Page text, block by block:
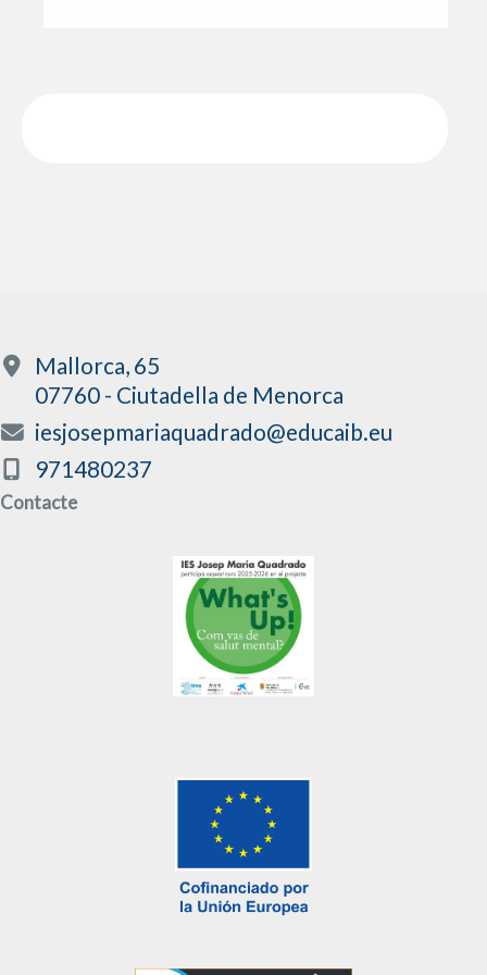
Mallorca, 65
07760 - Ciutadella de Menorca
iesjosepmariaquadrado@educaib.eu
971480237
Contacte